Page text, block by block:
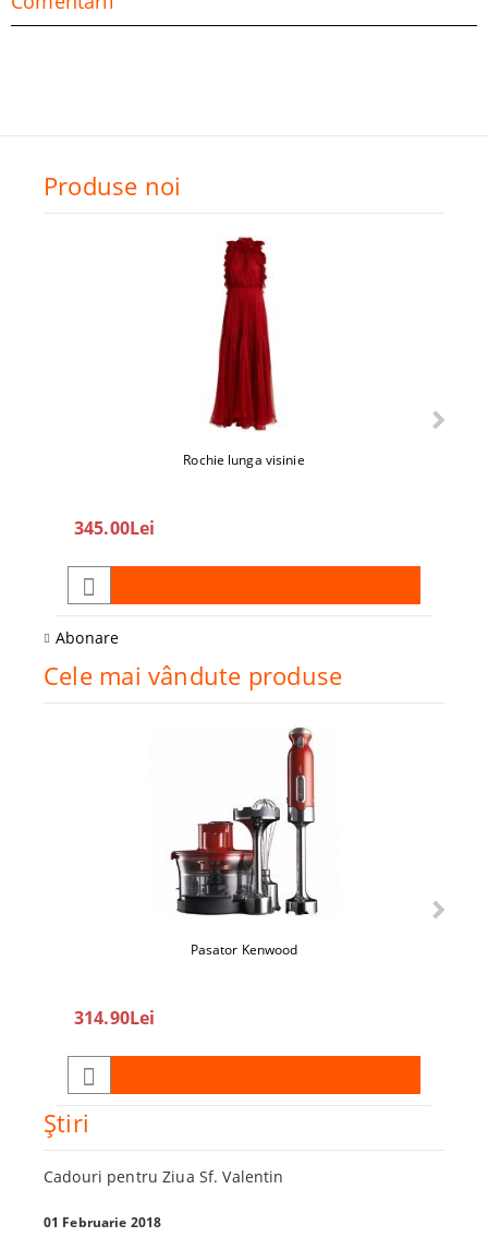
Produse noi
Rochie lunga visinie
345.00Lei
Abonare
Cele mai vândute produse
Pasator Kenwood
314.90Lei
Ştiri
Cadouri pentru Ziua Sf. Valentin
01 Februarie 2018